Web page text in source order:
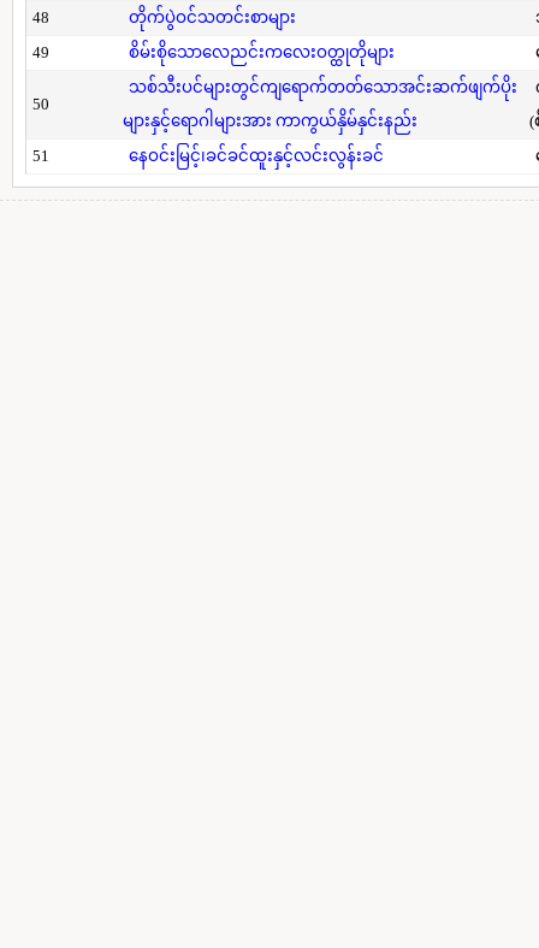
48 တိုက်ပွဲဝင်သတင်းစာများ
49
စိမ်းစိုသောလေညင်းကလေးဝတ္ထုတိုများ
50
သစ်သီးပင်များတွင်ကျရောက်တတ်သောအင်းဆက်ဖျက်ပိုး
များနှင့်ရောဂါများအား ကာကွယ်နှိမ်နှင်းနည်း
(
51
နေဝင်းမြင့်၊ခင်ခင်ထူးနှင့်လင်းလွန်းခင်